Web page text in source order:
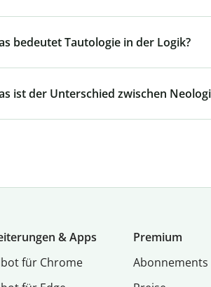
bedeutet Tautologie in der Logik?
ist der Unterschied zwischen
& Apps
für Chrome
Premium
Abon­ne­ments